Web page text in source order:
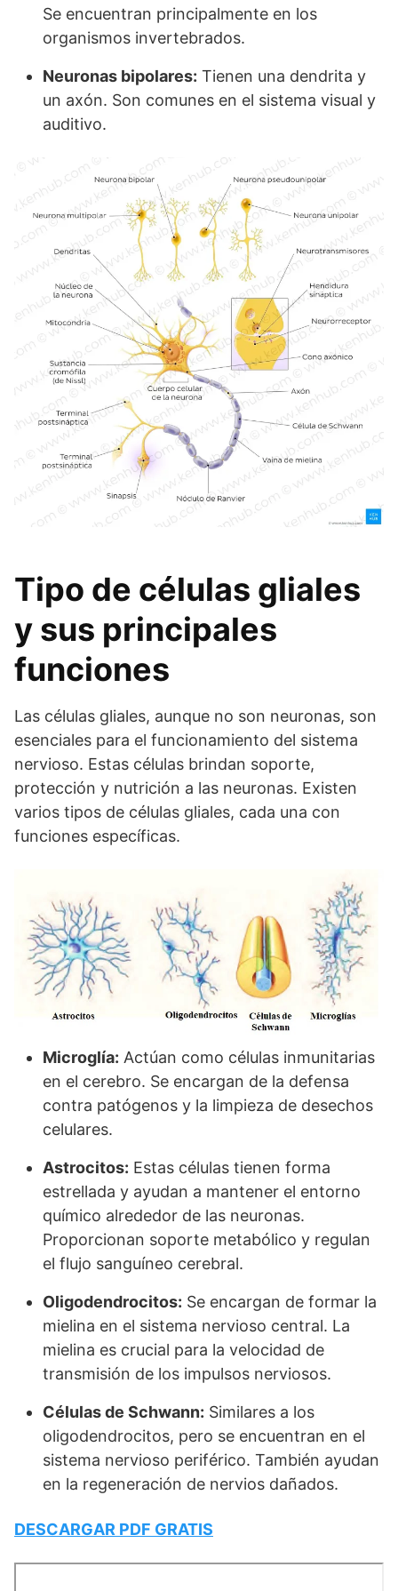
Se encuentran principalmente en los
organismos invertebrados.
Neuronas bipolares: Tienen una dendrita y
un axón. Son comunes en el sistema visual y
auditivo.
Tipo de células gliales
y sus principales
funciones
Las células gliales, aunque no son neuronas, son
esenciales para el funcionamiento del sistema
nervioso. Estas células brindan soporte,
protección y nutrición a las neuronas. Existen
varios tipos de células gliales, cada una con
funciones específicas.
Microglía: Actúan como células inmunitarias
en el cerebro. Se encargan de la defensa
contra patógenos y la limpieza de desechos
celulares.
Astrocitos: Estas células tienen forma
estrellada y ayudan a mantener el entorno
químico alrededor de las neuronas.
Proporcionan soporte metabólico y regulan
el flujo sanguíneo cerebral.
Oligodendrocitos: Se encargan de formar la
mielina en el sistema nervioso central. La
mielina es crucial para la velocidad de
transmisión de los impulsos nerviosos.
Células de Schwann: Similares a los
oligodendrocitos, pero se encuentran en el
sistema nervioso periférico. También ayudan
en la regeneración de nervios dañados.
DESCARGAR PDF GRATIS